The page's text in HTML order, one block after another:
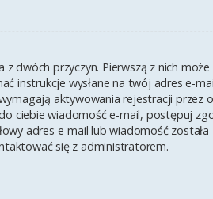
dwóch przyczyn. Pierwszą z nich może
instrukcje wysłane na twój adres e-
aktywowania rejestracji przez
ciebie wiadomość e-mail, postępuj
adres e-mail lub wiadomość
się z administratorem.